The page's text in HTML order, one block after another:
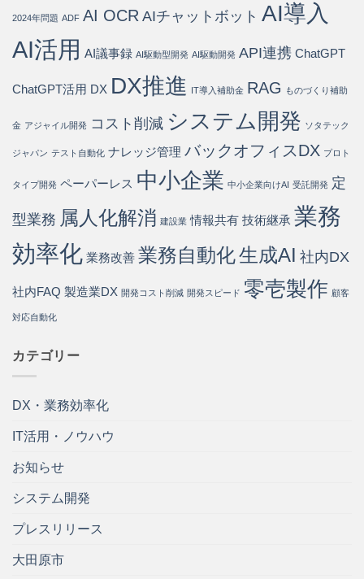
底
解
説
は
ス
ト
80%
を
現
る
は
2024年問題 ADF AI OCR AIチャットボット AI導入
AI活用 AI議事録 AI駆動型開発 AI駆動開発 API連携 ChatGPT
ChatGPT活用 DX DX推進 IT導入補助金 RAG ものづくり補助
金 アジャイル開発 コスト削減 システム開発 ソタテック
ジャパン テスト自動化 ナレッジ管理 バックオフィスDX プロト
タイプ開発 ペーパーレス 中小企業 中小企業向けAI 受託開発 定
型業務 属人化解消 建設業 情報共有 技術継承 業務
効率化 業務改善 業務自動化生成AI 社内DX
社内FAQ 製造業DX 開発コスト削減 開発スピード 零壱製作 顧客
対応自動化
カテゴリー
DX・業務効率化
IT活用・ノウハウ
お知らせ
システム開発
プレスリリース
大田原市